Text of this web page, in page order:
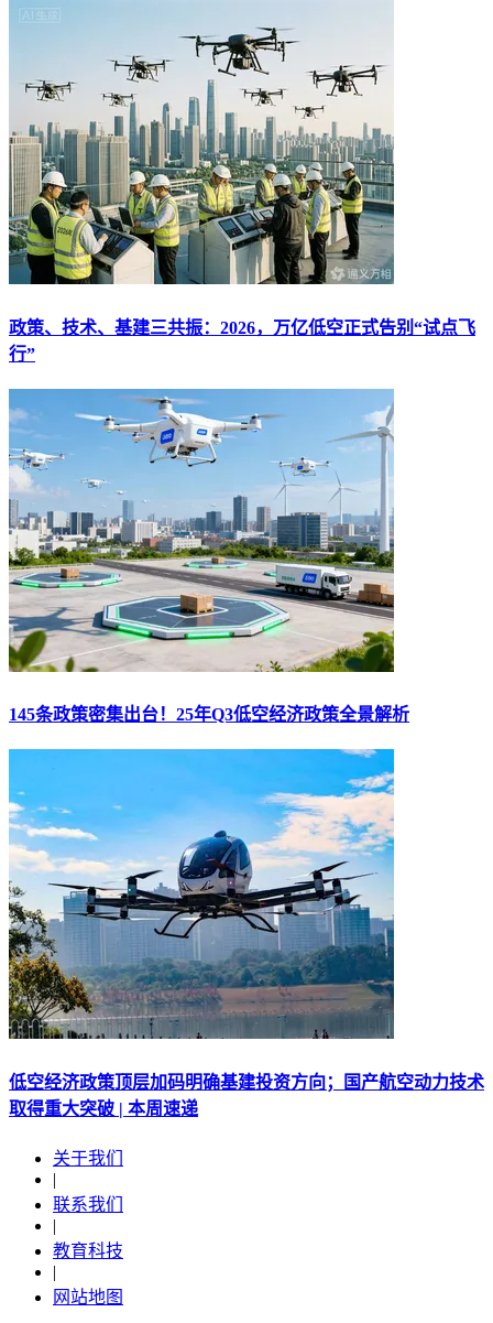
政策、技术、基建三共振：2026，万亿低空正式告别“试点飞
行”
145条政策密集出台！25年Q3低空经济政策全景解析
低空经济政策顶层加码明确基建投资方向；国产航空动力技术
取得重大突破 | 本周速递
关于我们
|
联系我们
|
教育科技
|
网站地图